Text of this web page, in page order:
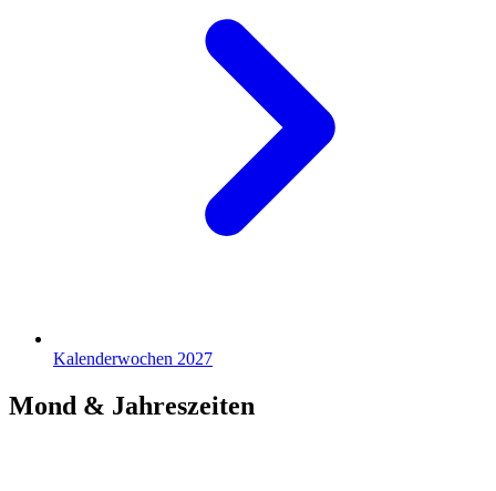
Kalenderwochen 2027
Mond & Jahreszeiten